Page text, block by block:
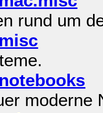
rund um
moderne